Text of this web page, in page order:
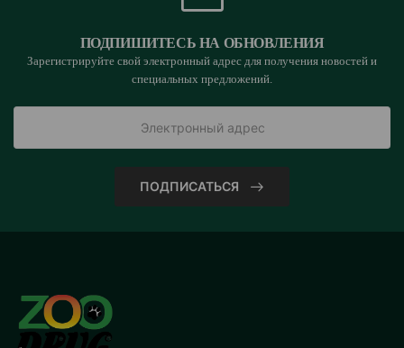
ПОДПИШИТЕСЬ НА ОБНОВЛЕНИЯ
Зарегистрируйте свой электронный адрес для получения новостей и
специальных предложений.
ПОДПИСАТЬСЯ